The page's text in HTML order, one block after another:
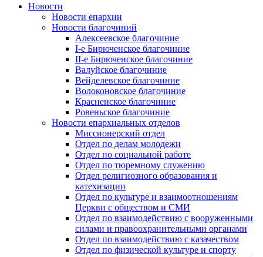
Новости
Новости епархии
Новости благочиний
Алексеевское благочиние
I-е Бирюченское благочиние
II-е Бирюченское благочиние
Валуйское благочиние
Вейделевское благочиние
Волоконовское благочиние
Красненское благочиние
Ровеньское благочиние
Новости епархиальных отделов
Миссионерский отдел
Отдел по делам молодежи
Отдел по социальной работе
Отдел по тюремному служению
Отдел религиозного образования и
катехизации
Отдел по культуре и взаимоотношениям
Церкви с обществом и СМИ
Отдел по взаимодействию с вооруженными
силами и правоохранительными органами
Отдел по взаимодействию с казачеством
Отдел по физической культуре и спорту